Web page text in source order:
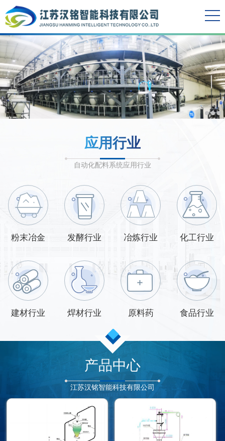
应用行业
自动化配料系统应用行业
粉末冶金 发酵行业 冶炼行业 化工行业
建材行业 焊材行业 原料药 食品行业
产品中心
江苏汉铭智能科技有限公司